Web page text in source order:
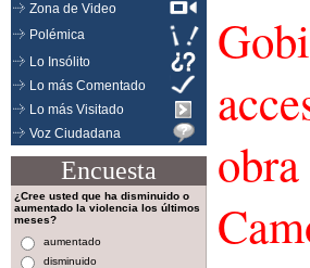
Zona de Video
Polémica
Lo Insólito
Lo más Comentado
Lo más Visitado
Voz Ciudadana
Encuesta
¿Cree usted que ha disminuido o
aumentado la violencia los últimos
meses?
aumentado
disminuido